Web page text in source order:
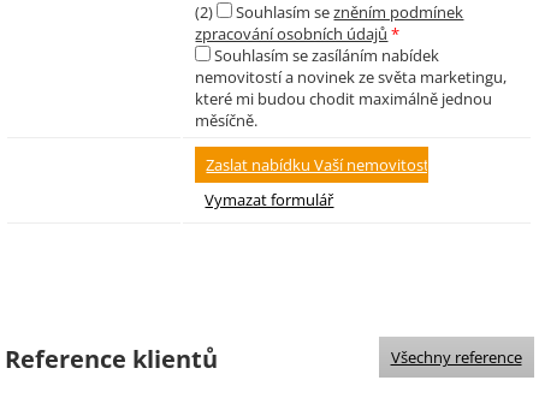
(2) Souhlasím sezněním podmínek
zpracování osobních údajů *
Souhlasím se zasíláním nabídek
nemovitostí a novinek ze světa marketingu,
které mi budou chodit maximálně jednou
měsíčně.
Reference klientů Všechny reference